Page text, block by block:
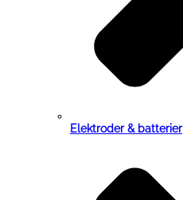
Elektroder & batterier